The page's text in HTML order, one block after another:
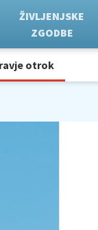
ŽIVLJENJSKE
ZGODBE
otrok